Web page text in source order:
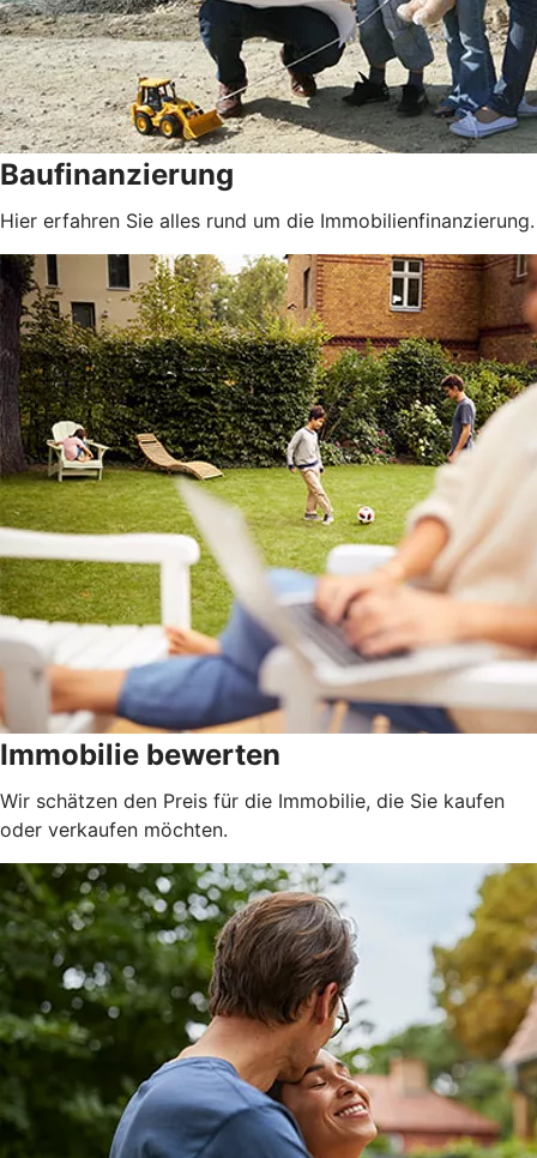
Baufinanzierung
Hier erfahren Sie alles rund um die Immobilienfinanzierung.
Immobilie bewerten
Wir schätzen den Preis für die Immobilie, die Sie kaufen
oder verkaufen möchten.